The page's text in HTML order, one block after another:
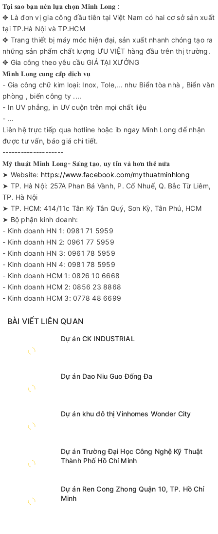
𝐓𝐚̣𝐢 𝐬𝐚𝐨 𝐛𝐚̣𝐧 𝐧𝐞̂𝐧 𝐥𝐮̛̣𝐚 𝐜𝐡𝐨̣𝐧 𝐌𝐢𝐧𝐡 𝐋𝐨𝐧𝐠 :
✥ Là đơn vị gia công đầu tiên tại Việt Nam có hai cơ sở sản xuất
tại TP.Hà Nội và TP.HCM
✥ Trang thiết bị máy móc hiện đại, sản xuất nhanh chóng tạo ra
những sản phẩm chất lượng ƯU VIỆT hàng đầu trên thị trường.
✥ Gia công theo yêu cầu GIÁ TẠI XƯỞNG
𝐌𝐢𝐧𝐡 𝐋𝐨𝐧𝐠 𝐜𝐮𝐧𝐠 𝐜𝐚̂́𝐩 𝐝𝐢̣𝐜𝐡 𝐯𝐮̣
- Gia công chữ kim loại: Inox, Tole,... như Biển tòa nhà , Biển văn
phòng , biển công ty ....
- In UV phẳng, in UV cuộn trên mọi chất liệu
- …
Liên hệ trực tiếp qua hotline hoặc ib ngay Minh Long để nhận
được tư vấn, báo giá chi tiết.
--------------------
𝐌𝐲̃ 𝐭𝐡𝐮𝐚̣̂𝐭 𝐌𝐢𝐧𝐡 𝐋𝐨𝐧𝐠- 𝐒𝐚́𝐧𝐠 𝐭𝐚̣𝐨, 𝐮𝐲 𝐭𝐢́𝐧 𝐯𝐚̀ 𝐡𝐨̛𝐧 𝐭𝐡𝐞̂́ 𝐧𝐮̛̃𝐚
➤ Website: https://www.facebook.com/mythuatminhlong
➤ TP. Hà Nội: 257A Phan Bá Vành, P. Cổ Nhuế, Q. Bắc Từ Liêm,
TP. Hà Nội
➤ TP. HCM: 414/11c Tân Kỳ Tân Quý, Sơn Kỳ, Tân Phú, HCM
➤ Bộ phận kinh doanh:
- Kinh doanh HN 1: 0981 71 5959
- Kinh doanh HN 2: 0961 77 5959
- Kinh doanh HN 3: 0961 78 5959
- Kinh doanh HN 4: 0981 78 5959
- Kinh doanh HCM 1: 0826 10 6668
- Kinh doanh HCM 2: 0856 23 8868
- Kinh doanh HCM 3: 0778 48 6699
BÀI VIẾT LIÊN QUAN
Dự án CK INDUSTRIAL
Dự án Dao Niu Guo Đống Đa
Dự án khu đô thị Vinhomes Wonder City
Dự án Trường Đại Học Công Nghệ Kỹ Thuật
Thành Phố Hồ Chí Minh
Dự án Ren Cong Zhong Quận 10, TP. Hồ Chí
Minh